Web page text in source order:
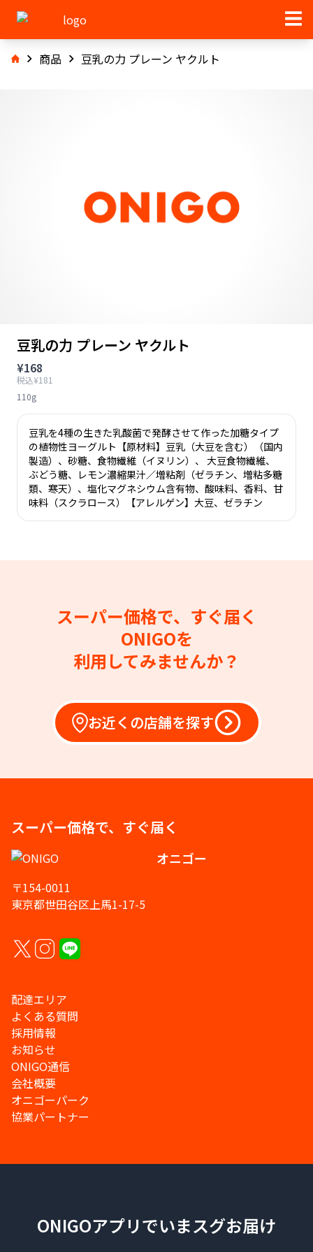
商品 豆乳の力 プレーン ヤクルト
豆乳の力 プレーン ヤクルト
¥168
税込¥181
110g
豆乳を4種の生きた乳酸菌で発酵させて作った加糖タイプ
の植物性ヨーグルト【原材料】豆乳（大豆を含む）（国内
製造）、砂糖、食物繊維（イヌリン）、 大豆食物繊維、
ぶどう糖、レモン濃縮果汁／増粘剤（ゼラチン、増粘多糖
類、寒天）、塩化マグネシウム含有物、酸味料、香料、甘
味料（スクラロース）【アレルゲン】大豆、ゼラチン
スーパー価格で、すぐ届く
ONIGOを
利用してみませんか？
お近くの店舗を探す
スーパー価格で、すぐ届く
オニゴー
〒154-0011
東京都世田谷区上馬1-17-5
配達エリア
よくある質問
採用情報
お知らせ
ONIGO通信
会社概要
オニゴーパーク
協業パートナー
ONIGOアプリでいまスグお届け